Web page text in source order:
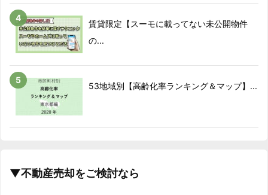
賃貸限定【スーモに載ってない未公開物件
の...
53地域別【高齢化率ランキング＆マップ】...
▼不動産売却をご検討なら